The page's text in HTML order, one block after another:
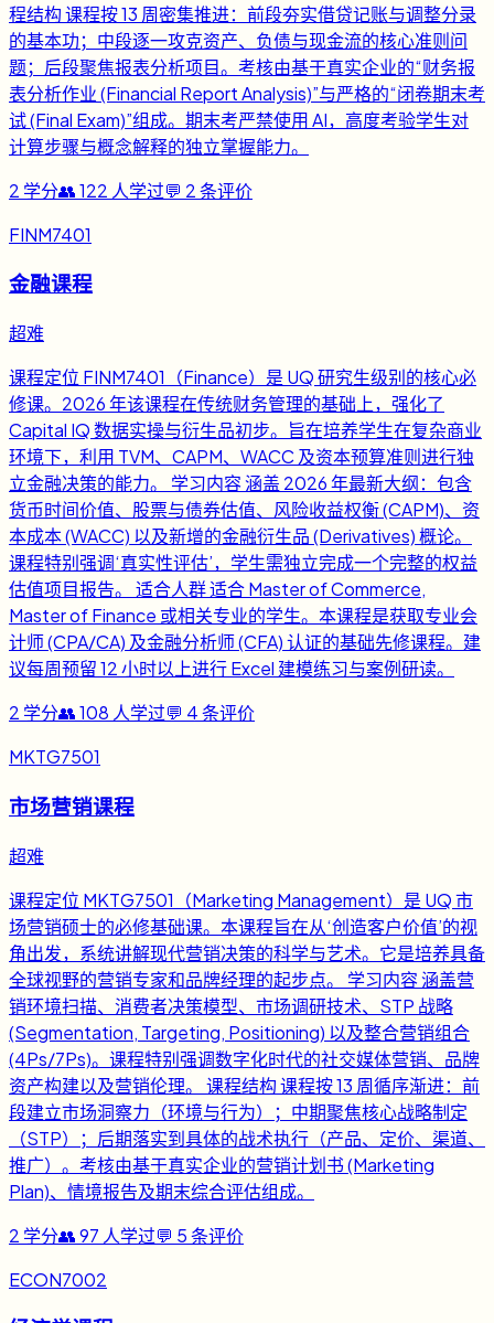
程结构 课程按 13 周密集推进：前段夯实借贷记账与调整分录
的基本功；中段逐一攻克资产、负债与现金流的核心准则问
题；后段聚焦报表分析项目。考核由基于真实企业的“财务报
表分析作业 (Financial Report Analysis)”与严格的“闭卷期末考
试 (Final Exam)”组成。期末考严禁使用 AI，高度考验学生对
计算步骤与概念解释的独立掌握能力。
2 学分👥122 人学过💬 2条评价
FINM7401
金融课程
超难
课程定位 FINM7401（Finance）是 UQ 研究生级别的核心必
修课。2026 年该课程在传统财务管理的基础上，强化了
Capital IQ 数据实操与衍生品初步。旨在培养学生在复杂商业
环境下，利用 TVM、CAPM、WACC 及资本预算准则进行独
立金融决策的能力。 学习内容 涵盖 2026 年最新大纲：包含
货币时间价值、股票与债券估值、风险收益权衡 (CAPM)、资
本成本 (WACC) 以及新增的金融衍生品 (Derivatives) 概论。
课程特别强调‘真实性评估’，学生需独立完成一个完整的权益
估值项目报告。 适合人群 适合 Master of Commerce,
Master of Finance 或相关专业的学生。本课程是获取专业会
计师 (CPA/CA) 及金融分析师 (CFA) 认证的基础先修课程。建
议每周预留 12 小时以上进行 Excel 建模练习与案例研读。
2 学分👥108 人学过💬 4条评价
MKTG7501
市场营销课程
超难
课程定位 MKTG7501（Marketing Management）是 UQ 市
场营销硕士的必修基础课。本课程旨在从‘创造客户价值’的视
角出发，系统讲解现代营销决策的科学与艺术。它是培养具备
全球视野的营销专家和品牌经理的起步点。 学习内容 涵盖营
销环境扫描、消费者决策模型、市场调研技术、STP 战略
(Segmentation, Targeting, Positioning) 以及整合营销组合
(4Ps/7Ps)。课程特别强调数字化时代的社交媒体营销、品牌
资产构建以及营销伦理。 课程结构 课程按 13 周循序渐进：前
段建立市场洞察力（环境与行为）；中期聚焦核心战略制定
（STP）；后期落实到具体的战术执行（产品、定价、渠道、
推广）。考核由基于真实企业的营销计划书 (Marketing
Plan)、情境报告及期末综合评估组成。
2 学分👥97 人学过💬 5条评价
ECON7002